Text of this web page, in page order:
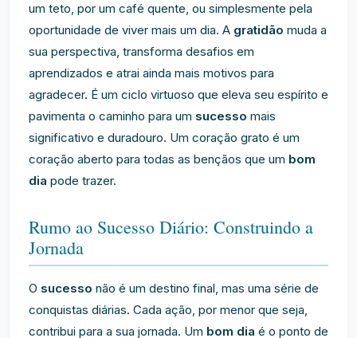
um teto, por um café quente, ou simplesmente pela
oportunidade de viver mais um dia. A gratidão muda a
sua perspectiva, transforma desafios em
aprendizados e atrai ainda mais motivos para
agradecer. É um ciclo virtuoso que eleva seu espírito e
pavimenta o caminho para um sucesso mais
significativo e duradouro. Um coração grato é um
coração aberto para todas as bençãos que um bom
dia pode trazer.
Rumo ao Sucesso Diário: Construindo a
Jornada
O sucesso não é um destino final, mas uma série de
conquistas diárias. Cada ação, por menor que seja,
contribui para a sua jornada. Um bom dia é o ponto de